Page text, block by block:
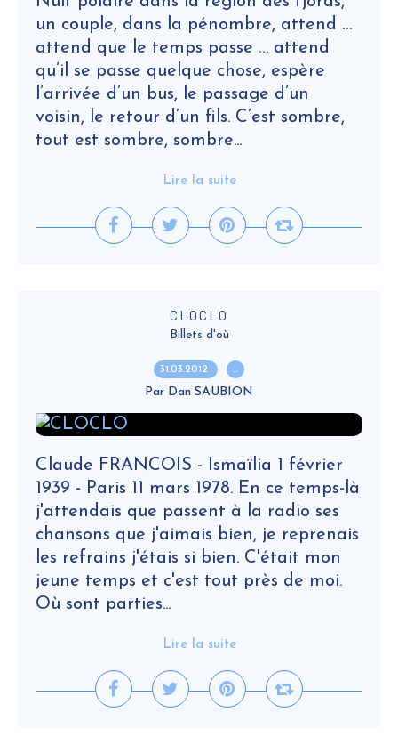
un couple, dans la pénombre, attend …
attend que le temps passe … attend
qu’il se passe quelque chose, espère
l’arrivée d’un bus, le passage d’un
voisin, le retour d’un fils. C’est sombre,
tout est sombre, sombre...
Lire la suite
CLOCLO
Billets d'où
31.03.2012 …
Par Dan SAUBION
Claude FRANCOIS - Ismaïlia 1 février
1939 - Paris 11 mars 1978. En ce temps-là
j'attendais que passent à la radio ses
chansons que j'aimais bien, je reprenais
les refrains j'étais si bien. C'était mon
jeune temps et c'est tout près de moi.
Où sont parties...
Lire la suite